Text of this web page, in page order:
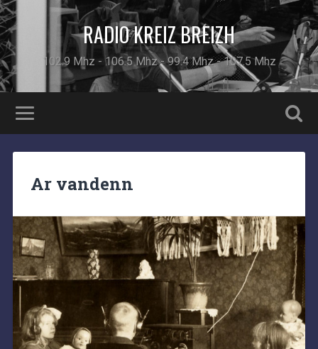
RADIO KREIZ BREIZH
102.9 Mhz - 106.5 Mhz - 99.4 Mhz - 107.5 Mhz
Ar vandenn